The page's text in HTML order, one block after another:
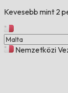
Kevesebb mint 2
Nemzetközi